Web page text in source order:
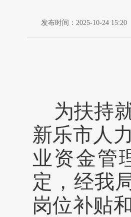
发布时间：2025-10-24 15:20
为扶持
新乐市人
业资金管
定，经我
岗位补贴